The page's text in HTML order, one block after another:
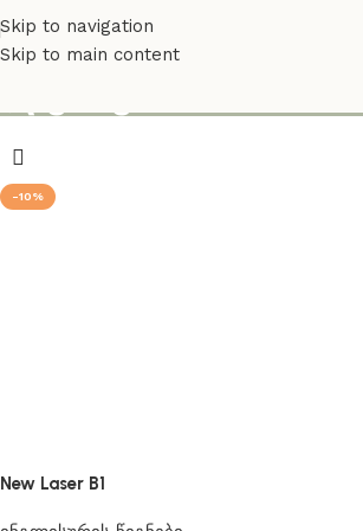
Skip to navigation
Skip to main content
-10%
New Laser B1